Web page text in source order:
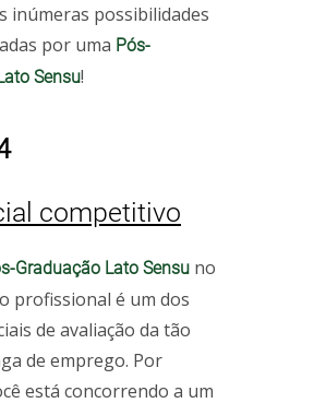
inúmeras possibilidades
por uma Pós-
Sensu!
competitivo
Graduação Lato Sensu no
profissional é um dos
de avaliação da tão
de emprego. Por
está concorrendo a um